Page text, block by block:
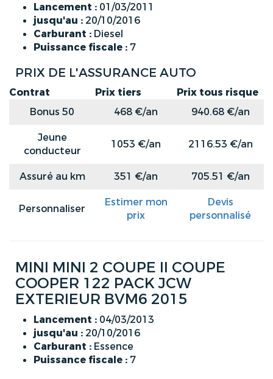
Lancement : 01/03/2011
jusqu'au : 20/10/2016
Carburant : Diesel
Puissance fiscale : 7
PRIX DE L'ASSURANCE AUTO
Contrat Prix tiers
Prix tous risque
Bonus 50
468 €/an
940.68 €/an
Jeune
conducteur
1053 €/an 2116.53 €/an
Assuré au km 351 €/an 705.51 €/an
Personnaliser
Estimer mon
prix
Devis
personnalisé
MINI MINI 2 COUPE II COUPE
COOPER 122 PACK JCW
EXTERIEUR BVM6 2015
Lancement : 04/03/2013
jusqu'au : 20/10/2016
Carburant : Essence
Puissance fiscale : 7